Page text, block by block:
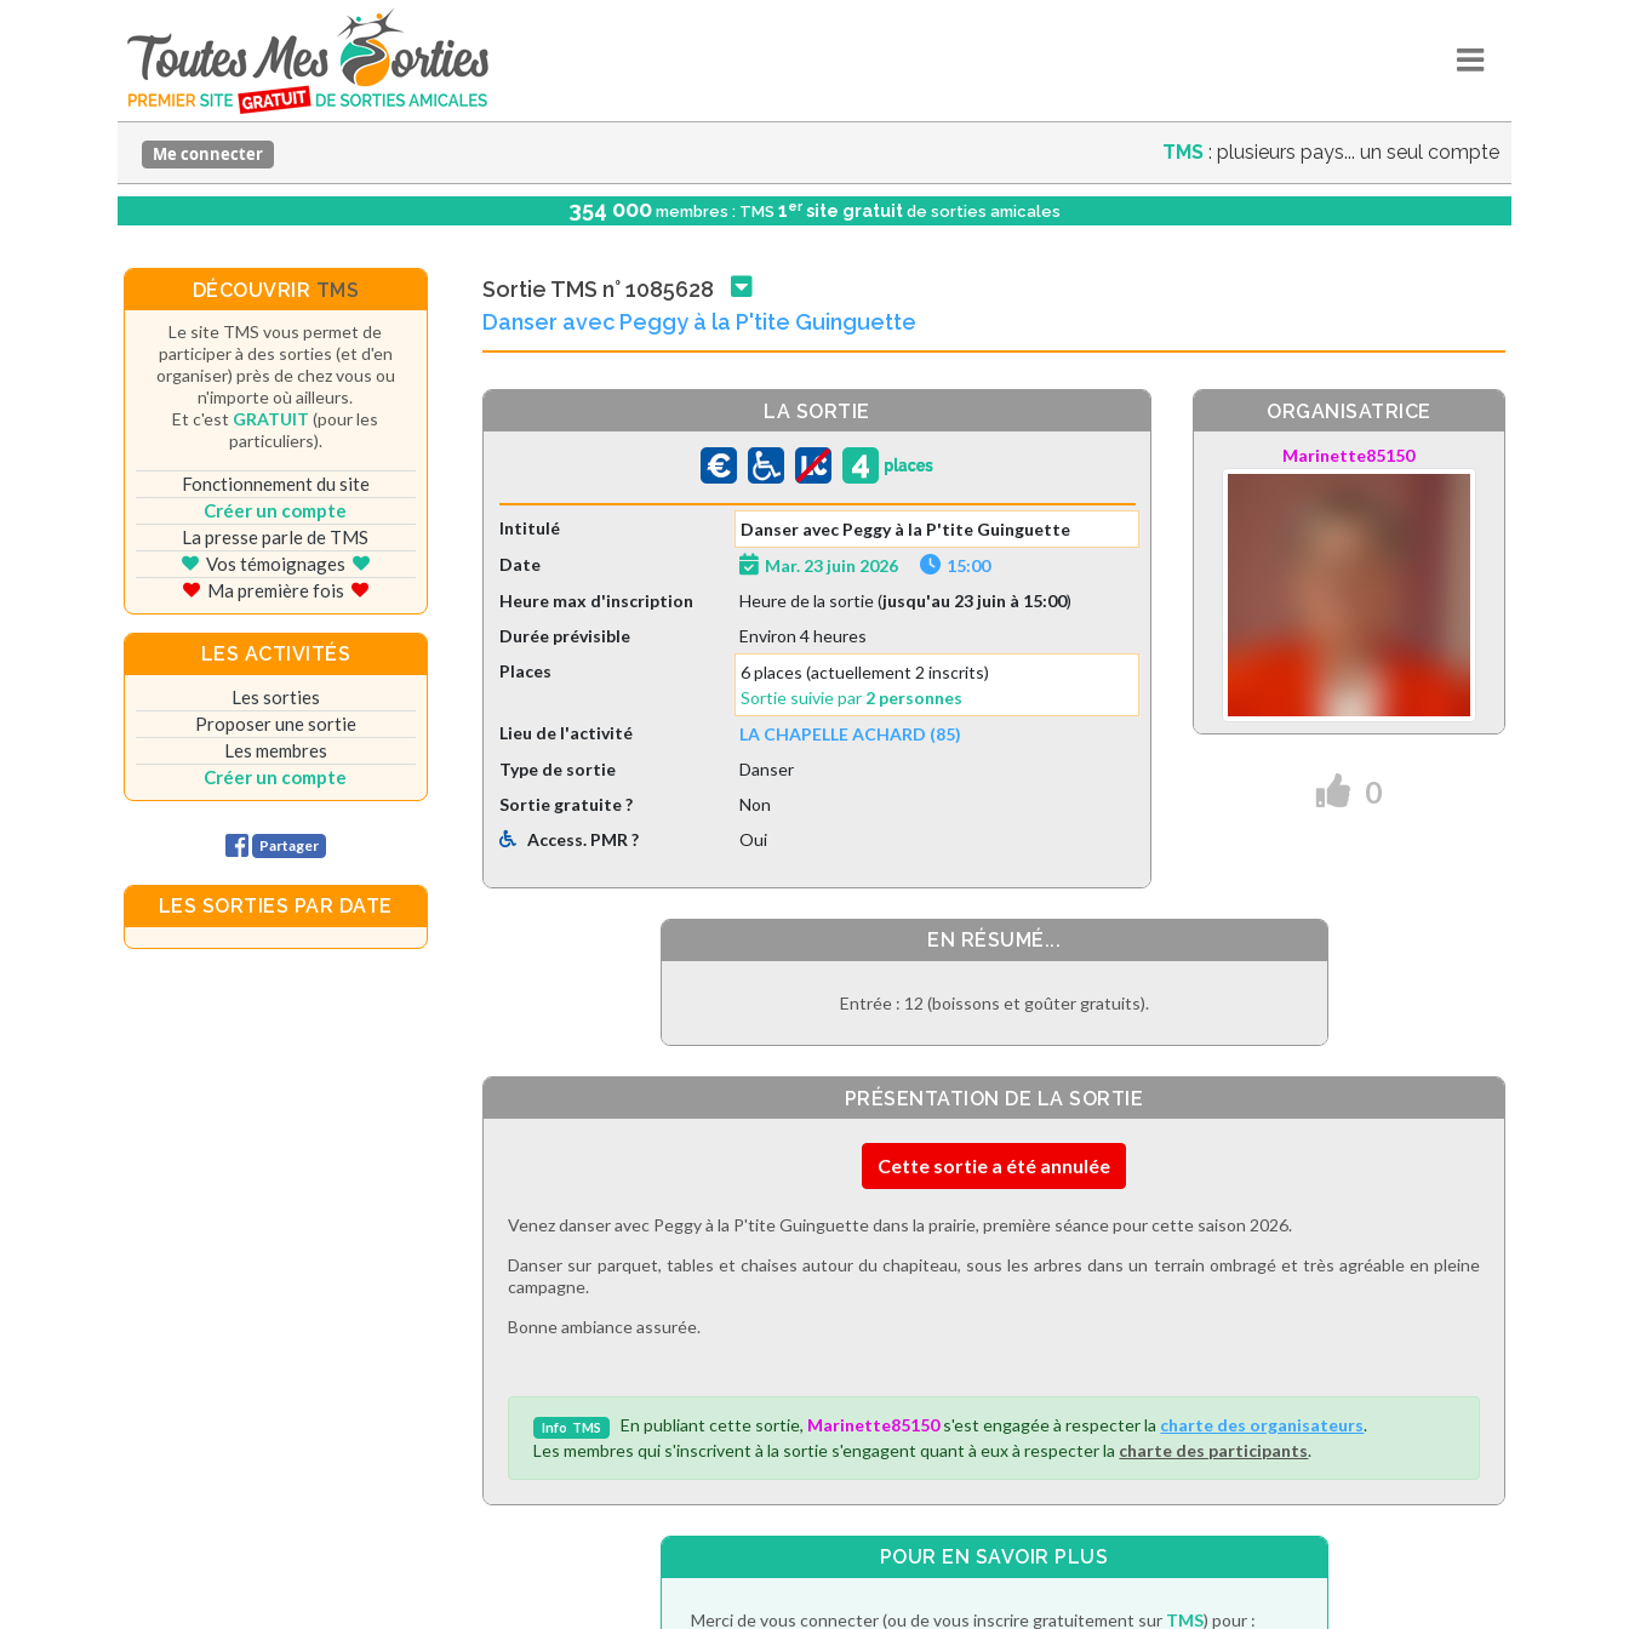
TMS : plusieurs pays... un seul compte
Me connecter
354 000 membres : TMS 1er site gratuit de sorties amicales
Sortie TMS n° 1085628
Danser avec Peggy à la P'tite Guinguette
LA SORTIE
Intitulé
Danser avec Peggy à la P'tite Guinguette
Date
Mar. 23 juin 2026
15:00
Heure max d'inscription
Heure de la sortie (jusqu'au 23 juin à 15:00)
Durée prévisible
Environ 4 heures
Places
6 places (actuellement 2 inscrits)
Sortie suivie par 2 personnes
Lieu de l'activité
LA CHAPELLE ACHARD (85)
Type de sortie
Danser
Sortie gratuite ?
Non
Access. PMR ?
Oui
ORGANISATRICE
Marinette85150
0
EN RÉSUMÉ...
Entrée : 12 (boissons et goûter gratuits).
PRÉSENTATION DE LA SORTIE
Cette sortie a été annulée
Venez danser avec Peggy à la P'tite Guinguette dans la prairie, première séance pour cette saison 2026.
Danser sur parquet, tables et chaises autour du chapiteau, sous les arbres dans un terrain ombragé et très agréable en pleine
campagne.
Bonne ambiance assurée.
Info TMS En publiant cette sortie, Marinette85150s'est engagée à respecter la charte des organisateurs.
Les membres qui s'inscrivent à la sortie s'engagent quant à eux à respecter la charte des participants.
POUR EN SAVOIR PLUS
Merci de vous connecter (ou de vous inscrire gratuitement sur TMS) pour :
DÉCOUVRIR TMS
Le site TMS vous permet de
participer à des sorties (et d'en
organiser) près de chez vous ou
n'importe où ailleurs.
Et c'est GRATUIT (pour les
particuliers).
Fonctionnement du site
Créer un compte
La presse parle de TMS
Vos témoignages
Ma première fois
LES ACTIVITÉS
Les sorties
Proposer une sortie
Les membres
Créer un compte
Partager
LES SORTIES PAR DATE